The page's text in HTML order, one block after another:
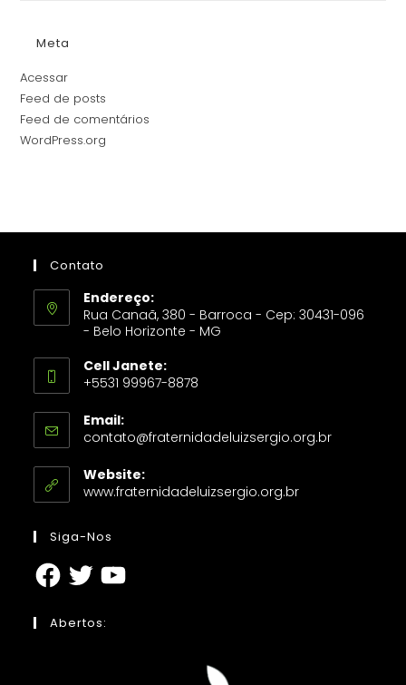
Meta
Acessar
Feed de posts
Feed de comentários
WordPress.org
Contato
Endereço:
Rua Canaã, 380 - Barroca - Cep: 30431-096
- Belo Horizonte - MG
Cell Janete:
+5531 99967-8878
Email:
contato@fraternidadeluizsergio.org.br
Website:
www.fraternidadeluizsergio.org.br
Siga-Nos
Abertos: